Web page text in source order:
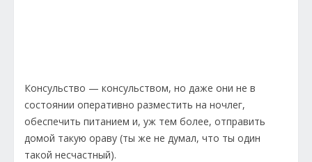
Консульство — консульством, но даже они не в
состоянии оперативно разместить на ночлег,
обеспечить питанием и, уж тем более, отправить
домой такую ораву (ты же не думал, что ты один
такой несчастный).